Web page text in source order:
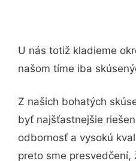
U nás totiž kladieme
našom tíme iba
Z našich bohatých
byť najšťastnejšie
odbornosť a vysokú
preto sme